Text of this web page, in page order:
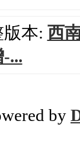
本: 西
...
by